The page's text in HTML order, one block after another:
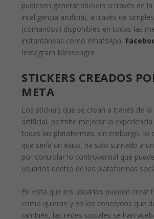
pudiesen generar stickers a través de
inteligencia artificial, a través de simples
(comandos) disponibles en todas las
instantáneas como WhatsApp,
Instagram Messenger.
STICKERS CREADOS
META
Los stickers que se crean a través de
artificial, permite mejorar la
todas las plataformas; sin embargo, lo
que sería un éxito, ha sido sumado a
por controlar lo controversial que
usuarios dentro de las plataformas
En vista que los usuarios pueden crear
como quieran y en los conceptos que
también, las redes sociales se han